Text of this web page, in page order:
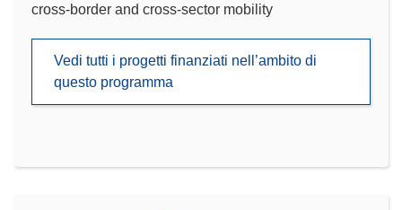
cross-border and cross-sector mobility
Vedi tutti i progetti finanziati nell’ambito di
questo programma